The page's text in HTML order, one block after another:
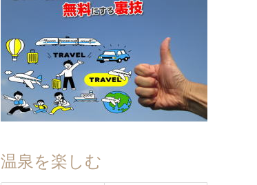
温泉を楽しむ